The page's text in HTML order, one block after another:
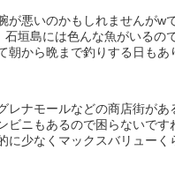
悪いのかもしれませんがw
垣島には色んな魚がいるの
朝から晩まで釣りする日もあ
ナモールなどの商店街があ
ニもあるので困らないです
少なくマックスバリューく